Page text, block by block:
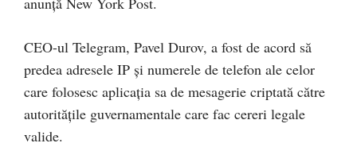
CEO-ul Telegram, Pavel Durov, a fost de acord să
predea adresele IP și numerele de telefon ale celor
care folosesc aplicația sa de mesagerie criptată către
autoritățile guvernamentale care fac cereri legale
valide.